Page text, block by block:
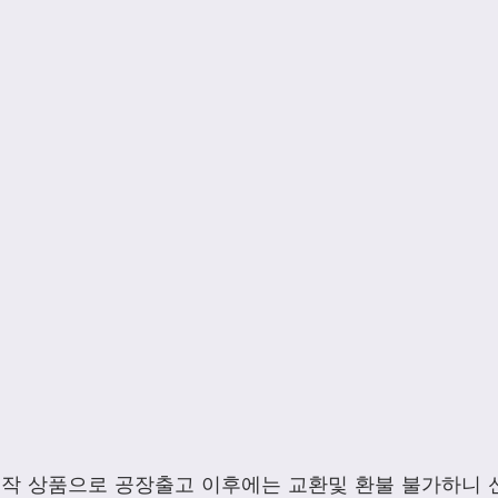
상품으로 공장출고 이후에는 교환및 환불 불가하니